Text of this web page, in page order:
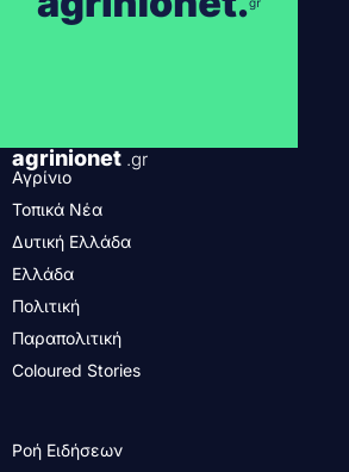
agrinionet .gr
Αγρίνιο
Τοπικά Νέα
Δυτική Ελλάδα
Ελλάδα
Πολιτική
Παραπολιτική
Coloured Stories
Ροή Ειδήσεων